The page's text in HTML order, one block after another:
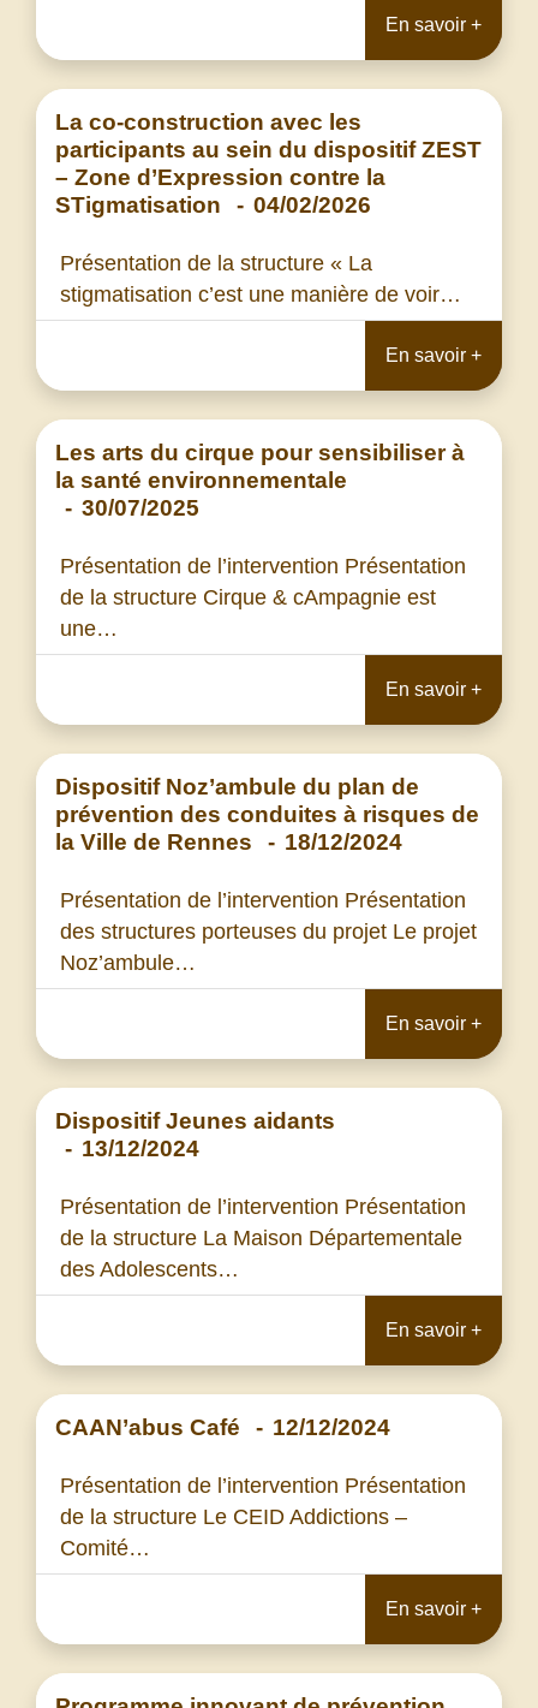
En savoir +
La co-construction avec les
participants au sein du dispositif ZEST
– Zone d’Expression contre la
STigmatisation
- 04/02/2026
Présentation de la structure « La
stigmatisation c’est une manière de voir…
En savoir +
Les arts du cirque pour sensibiliser à
la santé environnementale
- 30/07/2025
Présentation de l’intervention Présentation
de la structure Cirque & cAmpagnie est
une…
En savoir +
Dispositif Noz’ambule du plan de
prévention des conduites à risques de
la Ville de Rennes
- 18/12/2024
Présentation de l’intervention Présentation
des structures porteuses du projet Le projet
Noz’ambule…
En savoir +
Dispositif Jeunes aidants
- 13/12/2024
Présentation de l’intervention Présentation
de la structure La Maison Départementale
des Adolescents…
En savoir +
CAAN’abus Café - 12/12/2024
Présentation de l’intervention Présentation
de la structure Le CEID Addictions –
Comité…
En savoir +